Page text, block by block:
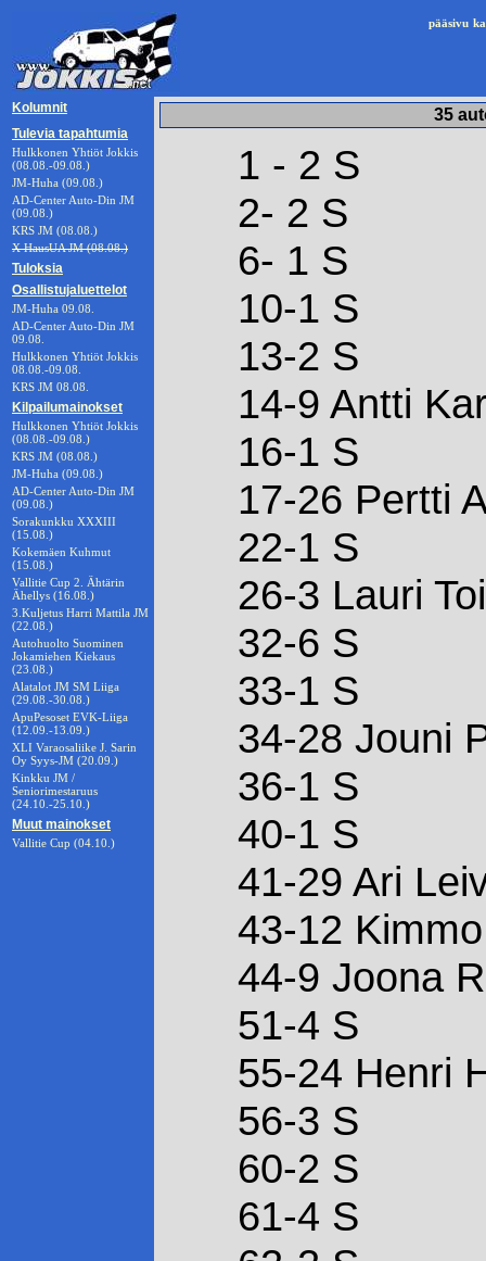
pääsivu
Kolumnit
Tulevia tapahtumia
Hulkkonen Yhtiöt Jokkis
(08.08.-09.08.)
JM-Huha (09.08.)
AD-Center Auto-Din JM
(09.08.)
KRS JM (08.08.)
X HausUA JM (08.08.)
Tuloksia
Osallistujaluettelot
JM-Huha 09.08.
AD-Center Auto-Din JM
09.08.
Hulkkonen Yhtiöt Jokkis
08.08.-09.08.
KRS JM 08.08.
Kilpailumainokset
Hulkkonen Yhtiöt Jokkis
(08.08.-09.08.)
KRS JM (08.08.)
JM-Huha (09.08.)
AD-Center Auto-Din JM
(09.08.)
Sorakunkku XXXIII
(15.08.)
Kokemäen Kuhmut
(15.08.)
Vallitie Cup 2. Ähtärin
Ähellys (16.08.)
3.Kuljetus Harri Mattila JM
(22.08.)
Autohuolto Suominen
Jokamiehen Kiekaus
(23.08.)
Alatalot JM SM Liiga
(29.08.-30.08.)
ApuPesoset EVK-Liiga
(12.09.-13.09.)
XLI Varaosaliike J. Sarin
Oy Syys-JM (20.09.)
Kinkku JM /
Seniorimestaruus
(24.10.-25.10.)
Muut mainokset
Vallitie Cup (04.10.)
35
1 - 2 S
2- 2 S
6- 1 S
10-1 S
13-2 S
14-9 Antti
16-1 S
17-26 Pertti
22-1 S
26-3 Lauri
32-6 S
33-1 S
34-28 Jouni
36-1 S
40-1 S
41-29 Ari
43-12
44-9 Joona
51-4 S
55-24 Henri
56-3 S
60-2 S
61-4 S